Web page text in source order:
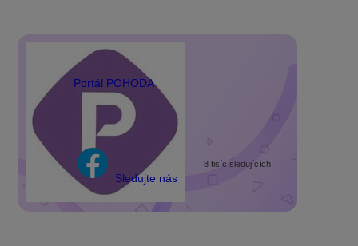
Portál POHODA
Sledujte nás
8 tisíc sledujících